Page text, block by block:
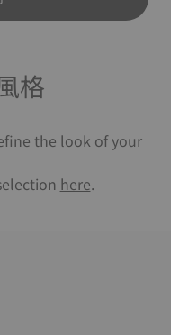
格
the look of your
here.